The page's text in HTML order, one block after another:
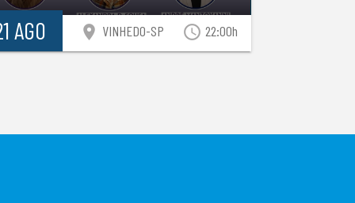
AGO location_on VINHEDO-SP access_time 22:00h